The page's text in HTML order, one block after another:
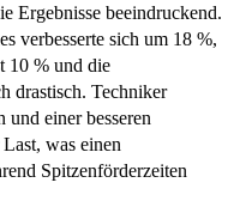
Ergebnisse beeindruckend.
verbesserte sich um 18 %,
10 % und die
drastisch. Techniker
und einer besseren
was einen
Spitzenförderzeiten